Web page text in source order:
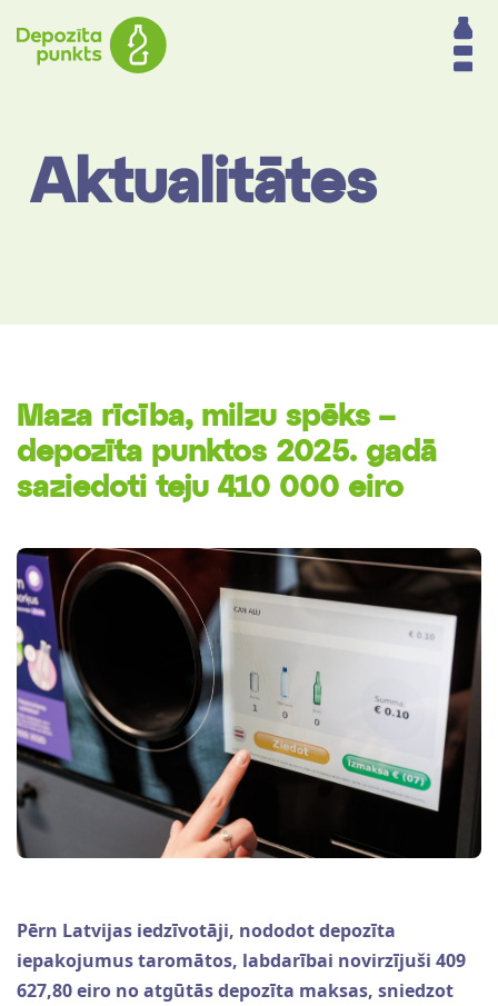
Aktualitātes
Maza rīcība, milzu spēks –
depozīta punktos 2025. gadā
saziedoti teju 410 000 eiro
Pērn Latvijas iedzīvotāji, nododot depozīta
iepakojumus taromātos, labdarībai novirzījuši 409
627,80 eiro no atgūtās depozīta maksas, sniedzot